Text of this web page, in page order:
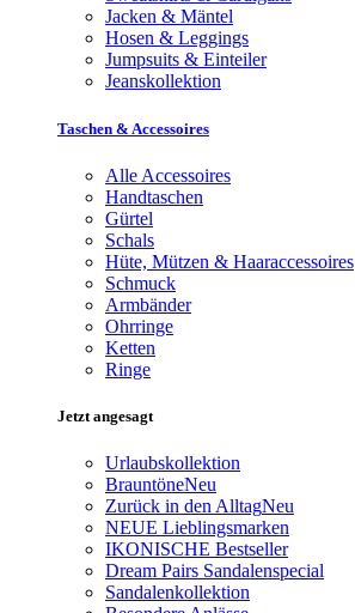
Jacken & Mäntel
Hosen & Leggings
Jumpsuits & Einteiler
Jeanskollektion
Taschen & Accessoires
Alle Accessoires
Handtaschen
Gürtel
Schals
Hüte, Mützen & Haaraccessoires
Schmuck
Armbänder
Ohrringe
Ketten
Ringe
Jetzt angesagt
Urlaubskollektion
BrauntöneNeu
Zurück in den AlltagNeu
NEUE Lieblingsmarken
IKONISCHE Bestseller
Dream Pairs Sandalenspecial
Sandalenkollektion